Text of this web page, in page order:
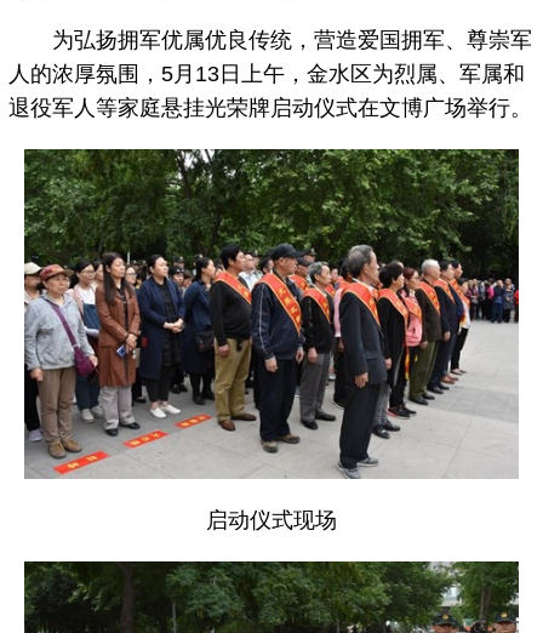
为弘扬拥军优属优良传统，营造爱国拥军、尊崇军
人的浓厚氛围，5月13日上午，金水区为烈属、军属和
退役军人等家庭悬挂光荣牌启动仪式在文博广场举行。
启动仪式现场